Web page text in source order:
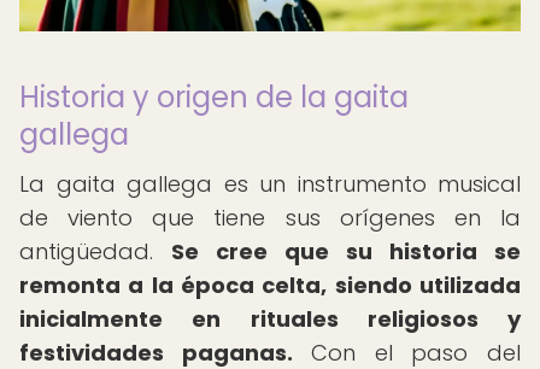
Historia y origen de la gaita
gallega
La gaita gallega es un instrumento musical
de viento que tiene sus orígenes en la
antigüedad. Se cree que su historia se
remonta a la época celta, siendo utilizada
inicialmente en rituales religiosos y
festividades paganas. Con el paso del